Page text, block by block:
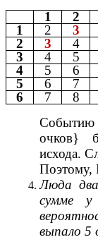
1
2
1
2 3
2
3 4
3
4 5
4
5 6
5
6 7
6
7 8
очков}
исхода.
Поэтому,
Люда
сумме
выпало 5